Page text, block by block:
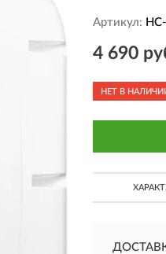
Артикул:
4 690
НЕТ В